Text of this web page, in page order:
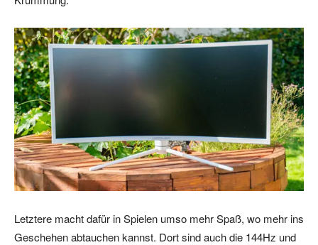
Letztere macht dafür in Spielen umso mehr Spaß, wo mehr ins
Geschehen abtauchen kannst. Dort sind auch die 144Hz und